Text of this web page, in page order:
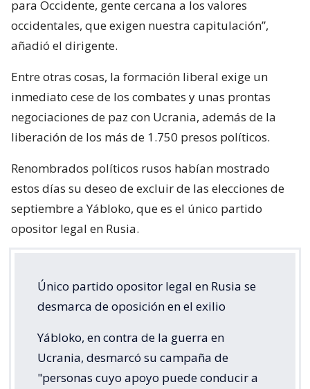
para Occidente, gente cercana a los valores
occidentales, que exigen nuestra capitulación”,
añadió el dirigente.
Entre otras cosas, la formación liberal exige un
inmediato cese de los combates y unas prontas
negociaciones de paz con Ucrania, además de la
liberación de los más de 1.750 presos políticos.
Renombrados políticos rusos habían mostrado
estos días su deseo de excluir de las elecciones de
septiembre a Yábloko, que es el único partido
opositor legal en Rusia.
Único partido opositor legal en Rusia se
desmarca de oposición en el exilio
Yábloko, en contra de la guerra en
Ucrania, desmarcó su campaña de
"personas cuyo apoyo puede conducir a